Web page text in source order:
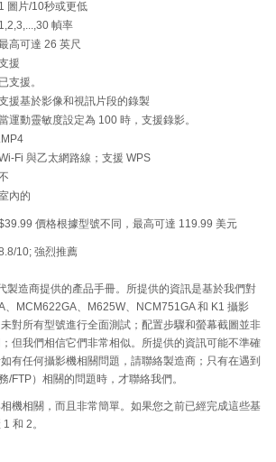
1 圖片/10秒或更低
1,2,3,...,30 幀率
高可達 26 英尺
援
已支援。
援基於影像和視訊片段的錄製
運動靈敏度設定為 100 時，支援錄影。
.MP4
Fi 與乙太網路線；支援 WPS
內的
價格根據型號不同，最高可達 119.99 美元
10; 強烈推薦
製造商提供的產品手冊。所提供的資訊是基於我們對
、MCM622GA、M625W、NCM751GA 和 K1 攝影
對所有型號進行全面測試；配置步驟和螢幕截圖並非
但我們相信它們非常相似。所提供的資訊可能不準確
有任何攝影機相關問題，請聯絡製造商；只有在遇到
/FTP）相關的問題時，才聯絡我們。
機相關，而且非常簡單。如果您之前已經完成這些基
和 2。